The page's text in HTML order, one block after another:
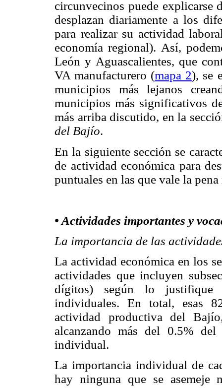
circunvecinos puede explicarse
desplazan diariamente a los
para realizar su actividad
economía regional). Así,
León y Aguascalientes, que
VA manufacturero (mapa 2), se
municipios más lejanos
municipios más significativos
más arriba discutido, en la
del Bajío.
En la siguiente sección se
de actividad económica para
puntuales en las que vale la pena
• Actividades importantes y
La importancia de las
La actividad económica en los
actividades que incluyen
dígitos) según lo justifique
individuales. En total, esas
actividad productiva del
alcanzando más del 0.5%
individual.
La importancia individual de
hay ninguna que se asemeje